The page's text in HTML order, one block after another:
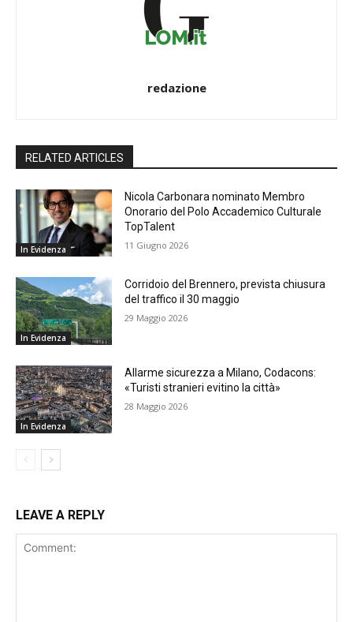
redazione
RELATED ARTICLES
In Evidenza
Nicola Carbonara nominato Membro
Onorario del Polo Accademico Culturale
TopTalent
11 Giugno 2026
In Evidenza
Corridoio del Brennero, prevista chiusura
del traffico il 30 maggio
29 Maggio 2026
In Evidenza
Allarme sicurezza a Milano, Codacons:
«Turisti stranieri evitino la città»
28 Maggio 2026
LEAVE A REPLY